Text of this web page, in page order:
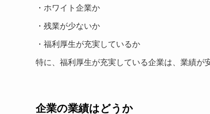
・ホワイト企業か
・残業が少ないか
・福利厚生が充実しているか
特に、福利厚生が充実している企業は、業績が
企業の業績はどうか